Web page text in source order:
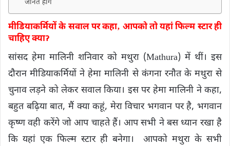
जानते होंगे
मीडियाकर्मियों के सवाल पर कहा‚ आपको तो यहां फिल्म स्टार ही
चाहिए क्याॽ
सांसद हेमा मालिनी शनिवार को मथुरा (Mathura) में थीं। इस
दौरान मीडियाकर्मियों ने हेमा मालिनी से कंगना रनौत के मथुरा से
चुनाव लड़ने को लेकर सवाल किया। इस पर हेमा मालिनी ने कहा,
बहुत बढ़िया बात, मैं क्या कहूं, मेरा विचार भगवान पर है, भगवान
कृष्ण वही करेंगे जो आप चाहते हैं। आप सभी ने बस ध्यान रखा है
कि यहां एक फिल्म स्टार ही बनेगा। आपको मथुरा के सभी